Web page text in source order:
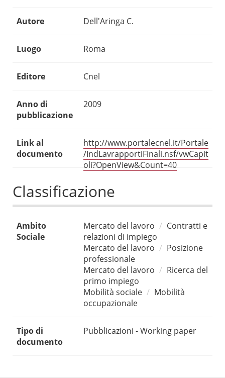
Autore Dell'Aringa C.
Luogo Roma
Editore Cnel
Anno di
pubblicazione
2009
Link al
documento
http://www.portalecnel.it/Portale
/IndLavrapportiFinali.nsf/vwCapit
oli?OpenView&Count=40
Classificazione
Ambito
Sociale
Mercato del lavoro
Contratti e
relazioni di impiego
Mercato del lavoro
Posizione
professionale
Mercato del lavoro
Ricerca del
primo impiego
Mobilità sociale
Mobilità
occupazionale
Tipo di
documento
Pubblicazioni - Working paper